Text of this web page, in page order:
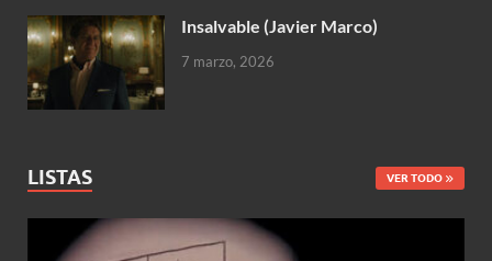
Insalvable (Javier Marco)
7 marzo, 2026
LISTAS VER TODO